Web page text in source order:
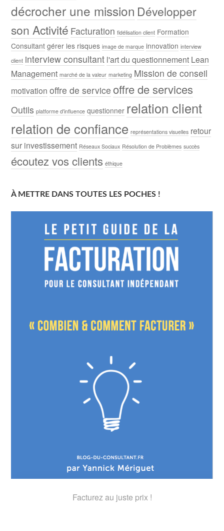
décrocher une mission Développer
son Activité Facturation fidélisation client Formation
Consultant gérer les risques image de marque innovation interview
client interview consultant l'art du questionnement Lean
Management marché de la valeur marketing Mission de conseil
motivation offre de service offre de services
Outils platforme d'influence questionner relation client
relation de confiance représentations visuelles retour
sur investissement Réseaux Sociaux Résolution de Problèmes succès
écoutez vos clients éthique
À METTRE DANS TOUTES LES POCHES !
Facturez au juste prix !